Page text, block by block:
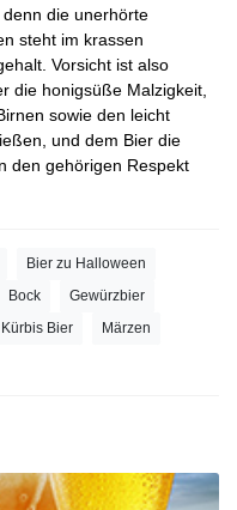
die unerhörte
steht im krassen
Vorsicht ist also
die honigsüße Malzigkeit,
sowie den leicht
und dem Bier die
den gehörigen Respekt
Bier zu Halloween
Bock
Gewürzbier
Kürbis Bier
Märzen